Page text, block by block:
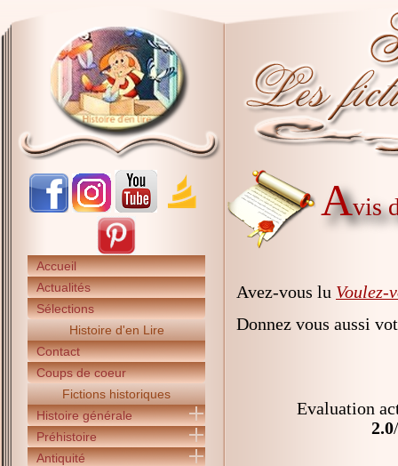
Accueil
Actualités
Sélections
Histoire d'en Lire
Contact
Coups de coeur
Fictions historiques
Histoire générale
Préhistoire
Antiquité
Avis
Avez-vous lu Voulez-
Donnez vous aussi
Evaluation
2.0